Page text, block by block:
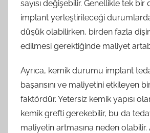
sayısı değişebilir. Genellikle tek bir
implant yerleştirileceği
düşük olabilirken, birden fazla
edilmesi gerektiğinde maliyet
Ayrıca, kemik durumu implant
başarısını ve maliyetini etkileyen
faktördür. Yetersiz kemik yapısı
kemik grefti gerekebilir, bu da
maliyetin artmasına neden olabilir.